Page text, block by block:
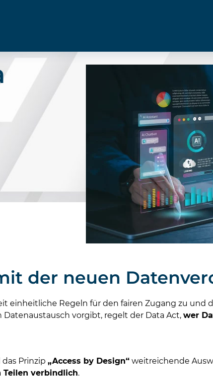
der neuen
einheitliche Regeln für den fairen Zugang zu und
vorgibt, regelt der Data Act, wer
Prinzip „Access by Design“ weitreichende
Teilen verbindlich.